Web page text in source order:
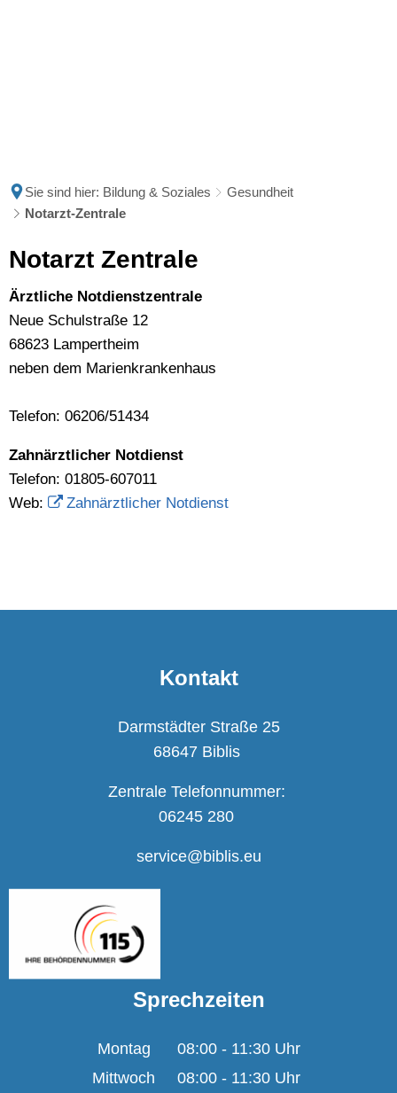
Sie sind hier: Bildung & Soziales
Gesundheit
Notarzt-Zentrale
Notarzt-
Zentrale
Notarzt Zentrale
Ärztliche Notdienstzentrale
Neue Schulstraße 12
68623 Lampertheim
neben dem Marienkrankenhaus
Telefon: 06206/51434
Zahnärztlicher Notdienst
Telefon: 01805-607011
Web:
Zahnärztlicher Notdienst
Kontakt
Darmstädter Straße 25
68647 Biblis
Zentrale Telefonnummer:
06245 280
service@biblis.eu
Sprechzeiten
Montag 08:00- 11:30Uhr
Von 08:00 bis 11:30
Mittwoch 08:00- 11:30Uhr